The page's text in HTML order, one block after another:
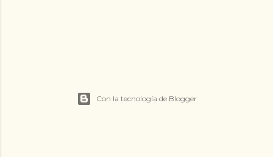
Con la tecnología de Blogger